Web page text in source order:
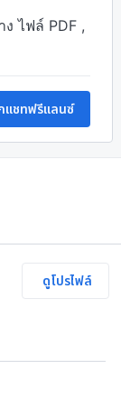
ไฟล์ PDF ,
แชทฟรีแลนซ์
ดูโปรไฟล์